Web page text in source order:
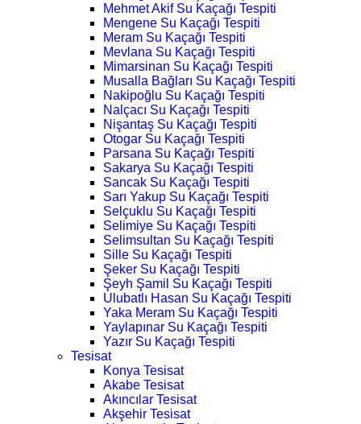
Mehmet Akif Su Kaçağı Tespiti
Mengene Su Kaçağı Tespiti
Meram Su Kaçağı Tespiti
Mevlana Su Kaçağı Tespiti
Mimarsinan Su Kaçağı Tespiti
Musalla Bağları Su Kaçağı Tespiti
Nakipoğlu Su Kaçağı Tespiti
Nalçacı Su Kaçağı Tespiti
Nişantaş Su Kaçağı Tespiti
Otogar Su Kaçağı Tespiti
Parsana Su Kaçağı Tespiti
Sakarya Su Kaçağı Tespiti
Sancak Su Kaçağı Tespiti
Sarı Yakup Su Kaçağı Tespiti
Selçuklu Su Kaçağı Tespiti
Selimiye Su Kaçağı Tespiti
Selimsultan Su Kaçağı Tespiti
Sille Su Kaçağı Tespiti
Şeker Su Kaçağı Tespiti
Şeyh Şamil Su Kaçağı Tespiti
Ulubatlı Hasan Su Kaçağı Tespiti
Yaka Meram Su Kaçağı Tespiti
Yaylapınar Su Kaçağı Tespiti
Yazır Su Kaçağı Tespiti
Tesisat
Konya Tesisat
Akabe Tesisat
Akıncılar Tesisat
Akşehir Tesisat